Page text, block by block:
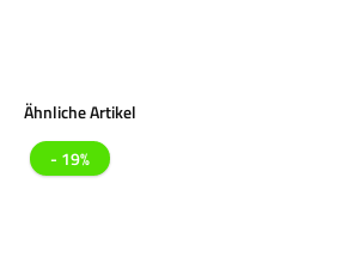
Produktgalerie überspringen
Ähnliche Artikel
- 19%